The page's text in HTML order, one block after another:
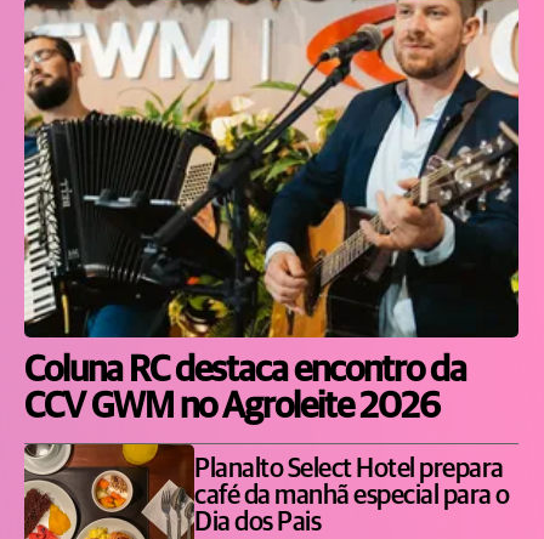
Coluna RC destaca encontro da
CCV GWM no Agroleite 2026
Planalto Select Hotel prepara
café da manhã especial para o
Dia dos Pais